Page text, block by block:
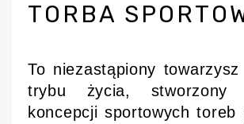
TORBA
To niezastąpiony
trybu życia,
koncepcji sportowych toreb